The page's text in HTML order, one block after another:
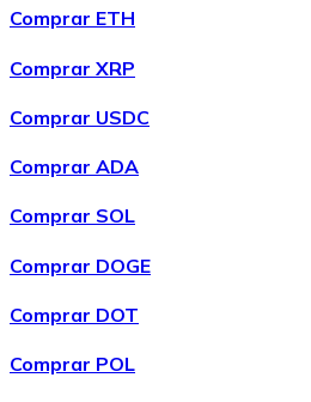
Comprar ETH
Comprar XRP
Comprar USDC
Comprar ADA
Comprar SOL
Comprar DOGE
Comprar DOT
Comprar POL